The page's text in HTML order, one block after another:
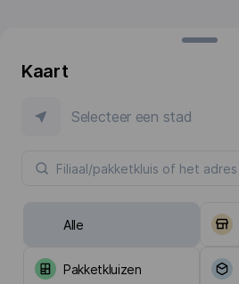
Kaart
Selecteer een stad
Alle
Pakketkluizen